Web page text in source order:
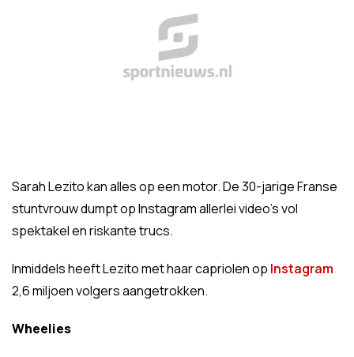
Sarah Lezito kan alles op een motor. De 30-jarige Franse
stuntvrouw dumpt op Instagram allerlei video's vol
spektakel en riskante trucs.
Inmiddels heeft Lezito met haar capriolen op Instagram
2,6 miljoen volgers aangetrokken.
Wheelies